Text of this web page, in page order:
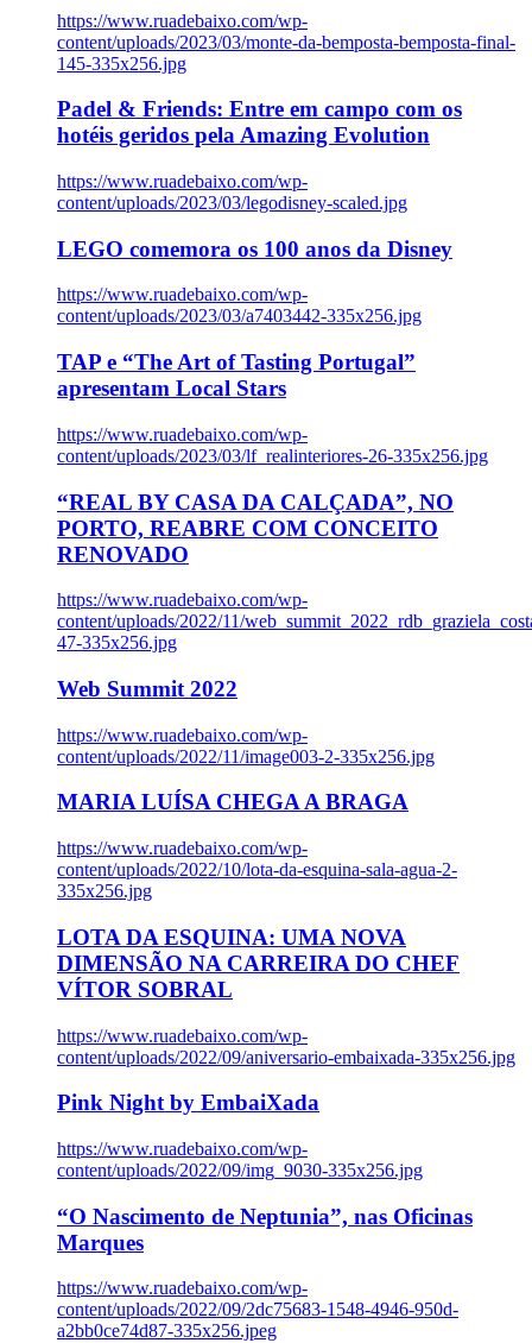
https://www.ruadebaixo.com/wp-
content/uploads/2023/03/monte-da-bemposta-bemposta-final-
145-335x256.jpg
Padel & Friends: Entre em campo com os
hotéis geridos pela Amazing Evolution
https://www.ruadebaixo.com/wp-
content/uploads/2023/03/legodisney-scaled.jpg
LEGO comemora os 100 anos da Disney
https://www.ruadebaixo.com/wp-
content/uploads/2023/03/a7403442-335x256.jpg
TAP e “The Art of Tasting Portugal”
apresentam Local Stars
https://www.ruadebaixo.com/wp-
content/uploads/2023/03/lf_realinteriores-26-335x256.jpg
“REAL BY CASA DA CALÇADA”, NO
PORTO, REABRE COM CONCEITO
RENOVADO
https://www.ruadebaixo.com/wp-
content/uploads/2022/11/
47-335x256.jpg
Web Summit 2022
https://www.ruadebaixo.com/wp-
content/uploads/2022/11/image003-2-335x256.jpg
MARIA LUÍSA CHEGA A BRAGA
https://www.ruadebaixo.com/wp-
content/uploads/2022/10/lota-da-esquina-sala-agua-2-
335x256.jpg
LOTA DA ESQUINA: UMA NOVA
DIMENSÃO NA CARREIRA DO CHEF
VÍTOR SOBRAL
https://www.ruadebaixo.com/wp-
content/uploads/2022/09/aniversario-embaixada-335x256.jpg
Pink Night by EmbaiXada
https://www.ruadebaixo.com/wp-
content/uploads/2022/09/img_9030-335x256.jpg
“O Nascimento de Neptunia”, nas Oficinas
Marques
https://www.ruadebaixo.com/wp-
content/uploads/2022/09/2dc75683-1548-4946-950d-
a2bb0ce74d87-335x256.jpeg